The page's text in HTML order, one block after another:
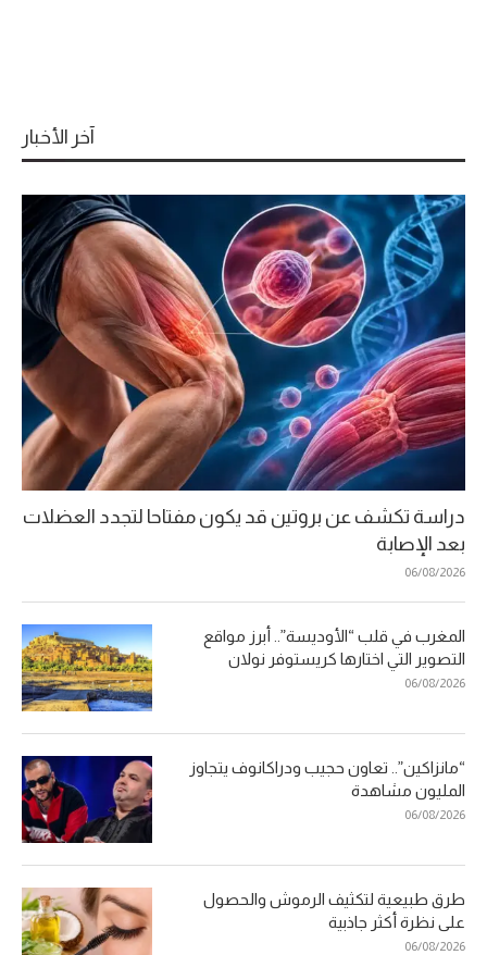
آخر الأخبار
دراسة تكشف عن بروتين قد يكون مفتاحا لتجدد العضلات
بعد الإصابة
06/08/2026
المغرب في قلب “الأوديسة”.. أبرز مواقع
التصوير التي اختارها كريستوفر نولان
06/08/2026
“مانزاكين”.. تعاون حجيب ودراكانوف يتجاوز
المليون مشاهدة
06/08/2026
طرق طبيعية لتكثيف الرموش والحصول
على نظرة أكثر جاذبية
06/08/2026